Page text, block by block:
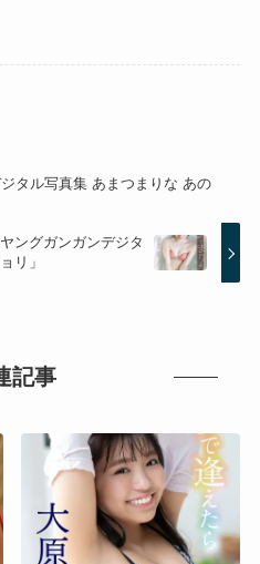
タル写真集 あまつまりな あの
ングガンガンデジタ
リ」
記事